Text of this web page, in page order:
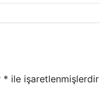
* ile işaretlenmişlerdir